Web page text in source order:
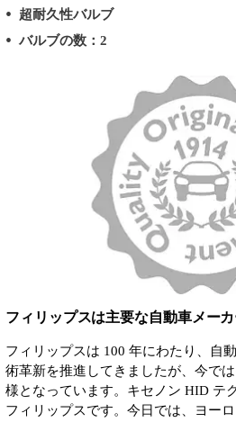
超耐久性バルブ
バルブの数：2
フィリップスは主要な自動車メー
フィリップスは 100 年にわたり、自
術革新を推進してきましたが、今で
様となっています。キセノン HID テ
フィリップスです。今日では、ヨー